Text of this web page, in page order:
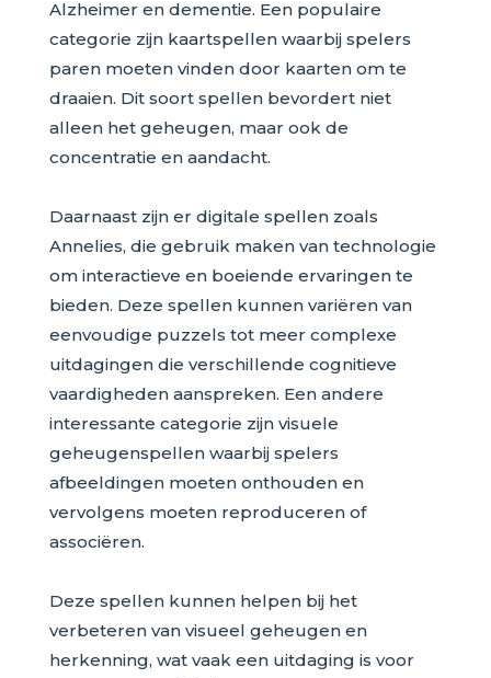
Alzheimer en dementie. Een populaire
categorie zijn kaartspellen waarbij spelers
paren moeten vinden door kaarten om te
draaien. Dit soort spellen bevordert niet
alleen het geheugen, maar ook de
concentratie en aandacht.
Daarnaast zijn er digitale spellen zoals
Annelies, die gebruik maken van technologie
om interactieve en boeiende ervaringen te
bieden. Deze spellen kunnen variëren van
eenvoudige puzzels tot meer complexe
uitdagingen die verschillende cognitieve
vaardigheden aanspreken. Een andere
interessante categorie zijn visuele
geheugenspellen waarbij spelers
afbeeldingen moeten onthouden en
vervolgens moeten reproduceren of
associëren.
Deze spellen kunnen helpen bij het
verbeteren van visueel geheugen en
herkenning, wat vaak een uitdaging is voor